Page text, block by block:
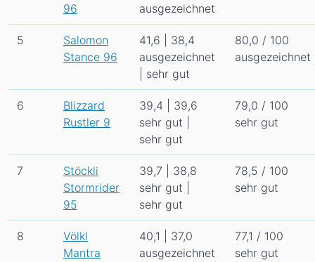
96
ausgezeichnet
5
Salomon
Stance 96
41,6 | 38,4
ausgezeichnet
| sehr gut
80,0 / 100
ausgezeichnet
6
Blizzard
Rustler 9
39,4 | 39,6
sehr gut |
sehr gut
79,0 / 100
sehr gut
7
Stöckli
Stormrider
95
39,7 | 38,8
sehr gut |
sehr gut
78,5 / 100
sehr gut
8
Völkl
Mantra
40,1 | 37,0
ausgezeichnet
77,1 / 100
sehr gut